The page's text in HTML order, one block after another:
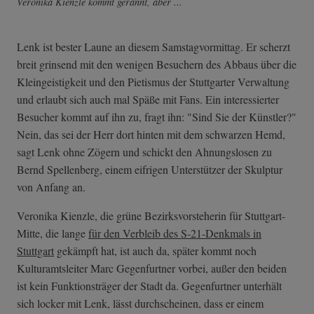
Lenk ist bester Laune an diesem Samstagvormittag. Er scherzt
breit grinsend mit den wenigen Besuchern des Abbaus über die
Kleingeistigkeit und den Pietismus der Stuttgarter Verwaltung
und erlaubt sich auch mal Späße mit Fans. Ein interessierter
Besucher kommt auf ihn zu, fragt ihn: "Sind Sie der Künstler?"
Nein, das sei der Herr dort hinten mit dem schwarzen Hemd,
sagt Lenk ohne Zögern und schickt den Ahnungslosen zu
Bernd Spellenberg, einem eifrigen Unterstützer der Skulptur
von Anfang an.
Veronika Kienzle, die grüne Bezirksvorsteherin für Stuttgart-
Mitte, die langefür den Verbleib des S-21-Denkmals in
Stuttgart gekämpft hat, ist auch da, später kommt noch
Kulturamtsleiter Marc Gegenfurtner vorbei, außer den beiden
ist kein Funktionsträger der Stadt da. Gegenfurtner unterhält
sich locker mit Lenk, lässt durchscheinen, dass er einem